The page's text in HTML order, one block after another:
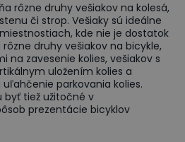
rôzne druhy vešiakov na kolesá,
či strop. Vešiaky sú ideálne
kde nie je dostatok
druhy vešiakov na bicykle,
na zavesenie kolies, vešiakov s
uložením kolies a
parkovania kolies.
byť tiež užitočné v
prezentácie bicyklov